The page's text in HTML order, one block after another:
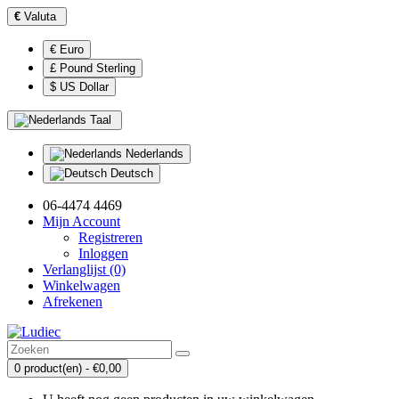
€ Valuta
€ Euro
£ Pound Sterling
$ US Dollar
Taal
Nederlands
Deutsch
06-4474 4469
Mijn Account
Registreren
Inloggen
Verlanglijst (0)
Winkelwagen
Afrekenen
0 product(en) - €0,00